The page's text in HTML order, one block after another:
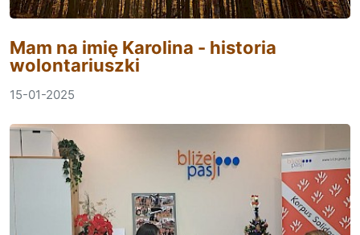
Mam na imię Karolina - historia
wolontariuszki
15-01-2025